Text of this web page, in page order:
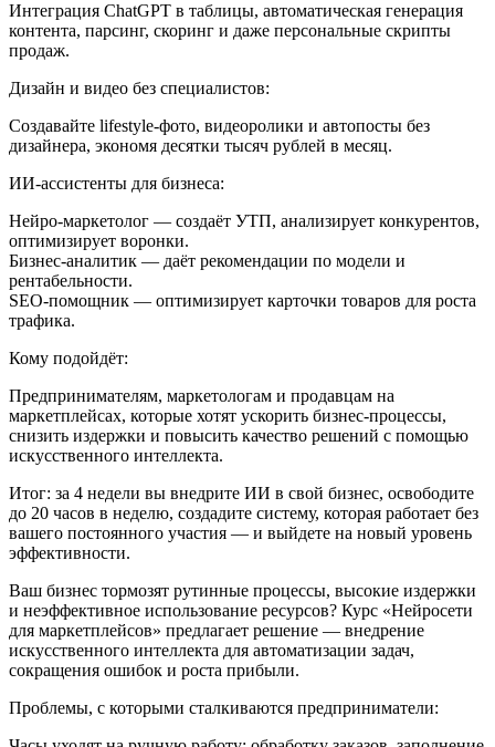
Интеграция ChatGPT в таблицы, автоматическая генерация
контента, парсинг, скоринг и даже персональные скрипты
продаж.
Дизайн и видео без специалистов:
Создавайте lifestyle-фото, видеоролики и автопосты без
дизайнера, экономя десятки тысяч рублей в месяц.
ИИ-ассистенты для бизнеса:
Нейро-маркетолог — создаёт УТП, анализирует конкурентов,
оптимизирует воронки.
Бизнес-аналитик — даёт рекомендации по модели и
рентабельности.
SEO-помощник — оптимизирует карточки товаров для роста
трафика.
Кому подойдёт:
Предпринимателям, маркетологам и продавцам на
маркетплейсах, которые хотят ускорить бизнес-процессы,
снизить издержки и повысить качество решений с помощью
искусственного интеллекта.
Итог: за 4 недели вы внедрите ИИ в свой бизнес, освободите
до 20 часов в неделю, создадите систему, которая работает без
вашего постоянного участия — и выйдете на новый уровень
эффективности.
Ваш бизнес тормозят рутинные процессы, высокие издержки
и неэффективное использование ресурсов? Курс «Нейросети
для маркетплейсов» предлагает решение — внедрение
искусственного интеллекта для автоматизации задач,
сокращения ошибок и роста прибыли.
Проблемы, с которыми сталкиваются предприниматели: